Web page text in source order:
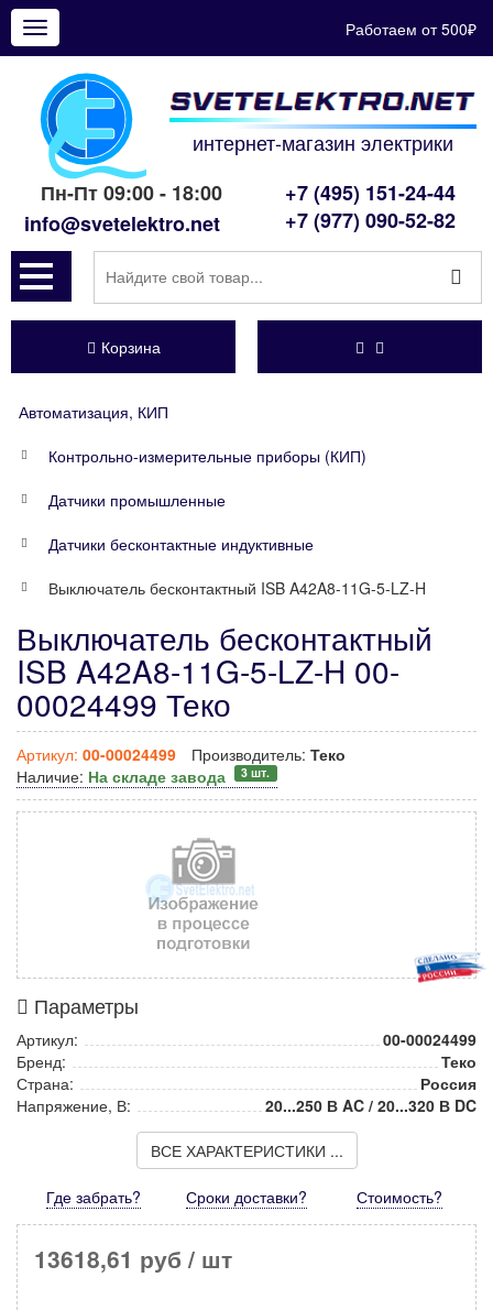
Показать
меню
Работаем от 500₽
интернет-магазин электрики
Пн-Пт 09:00 - 18:00
info@svetelektro.net
+7 (495) 151-24-44
+7 (977) 090-52-82
Корзина
Автоматизация, КИП
Контрольно-измерительные приборы (КИП)
Датчики промышленные
Датчики бесконтактные индуктивные
Выключатель бесконтактный ISB A42A8-11G-5-LZ-H
Выключатель бесконтактный
ISB A42A8-11G-5-LZ-H 00-
00024499 Теко
Артикул: 00-00024499 Производитель: Теко
Наличие: На складе завода 3 шт.
Параметры
Артикул:
00-00024499
Бренд:
Теко
Страна:
Россия
Напряжение, В:
20...250 В AC / 20...320 В DC
ВСЕ ХАРАКТЕРИСТИКИ ...
Где забрать? Сроки доставки? Стоимость?
13618,61 руб / шт